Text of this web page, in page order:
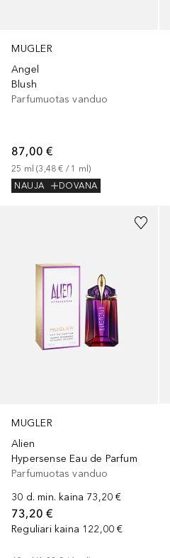
MUGLER
Angel
Blush
Parfumuotas vanduo
87,00 €
25 ml (3,48 € / 1 ml)
NAUJA
DOVANA
MUGLER
Alien
Hypersense Eau de Parfum
Parfumuotas vanduo
30 d. min. kaina 73,20 €
73,20 €
Reguliari kaina 122,00 €